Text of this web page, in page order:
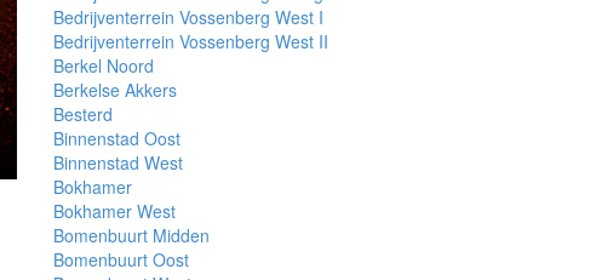
Bedrijventerrein Vossenberg West I
Bedrijventerrein Vossenberg West II
Berkel Noord
Berkelse Akkers
Besterd
Binnenstad Oost
Binnenstad West
Bokhamer
Bokhamer West
Bomenbuurt Midden
Bomenbuurt Oost